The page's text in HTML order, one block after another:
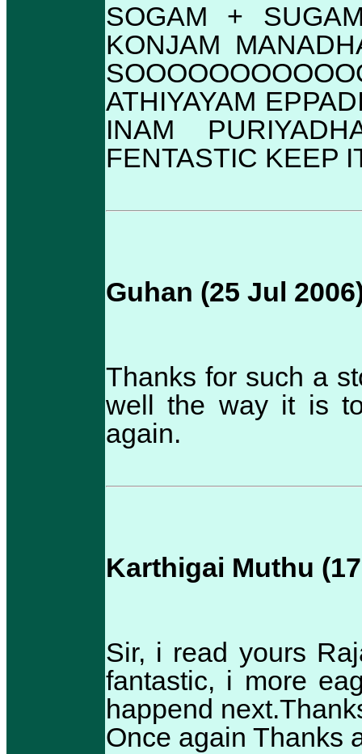
SOGAM +
KONJAM
ATHIYAYAM
INAM
FENTASTIC KEEP
Guhan (25 Jul
Thanks for such a
well the way it is
again.
Karthigai Muthu
Sir, i read yours
fantastic, i more
happend
Once again Thanks